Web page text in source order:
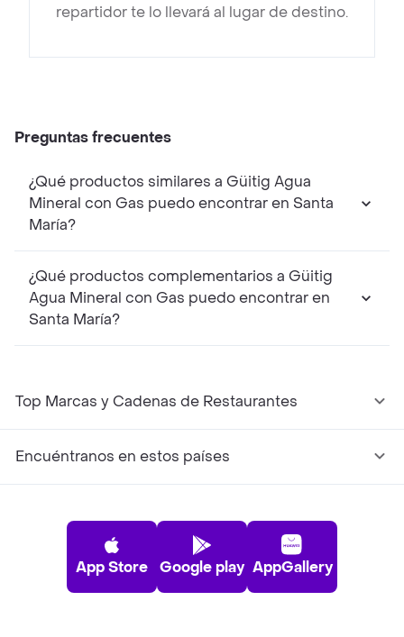
repartidor te lo llevará al lugar de destino.
Preguntas frecuentes
¿Qué productos similares a Güitig Agua
Mineral con Gas puedo encontrar en Santa
María?
¿Qué productos complementarios a Güitig
Agua Mineral con Gas puedo encontrar en
Santa María?
Top Marcas y Cadenas de Restaurantes
Encuéntranos en estos países
App Store Google play AppGallery